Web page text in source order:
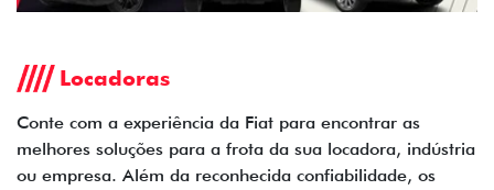
Locadoras
Conte com a experiência da Fiat para encontrar as
melhores soluções para a frota da sua locadora, indústria
ou empresa. Além da reconhecida confiabilidade, os